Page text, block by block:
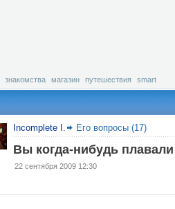
знакомства магазин путешествия smart
Incomplete I. Его вопросы (17)
Вы когда-нибудь
22 сентября 2009 12:30